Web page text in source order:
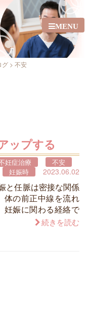
MENU
グ > 不安
ップする
妊症治療
不安
妊娠時
2023.06.02
と任脈は密接な関係
体の前正中線を流れ
妊娠に関わる経絡で
続きを読む